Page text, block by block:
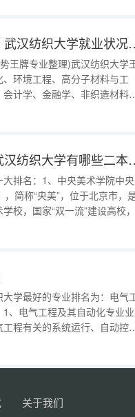
武汉纺织大学重点
王牌专业整理)武汉纺织大学
环境工程、高分子材料与工
计学、金融学、非织造材料
填报志愿参考，专业如有变
武汉纺织大学山西
排名：1、中央美术学院中
简称“央美”，位于北京市，
校，国家“双一流”建设高校
大学清华大学
学最好的专业排名为：电气
、电气工程及其自动化专业
程有关的系统运行、自动控
、研制开发、经济管理以及电
术、电子技术、信息控
关于我们